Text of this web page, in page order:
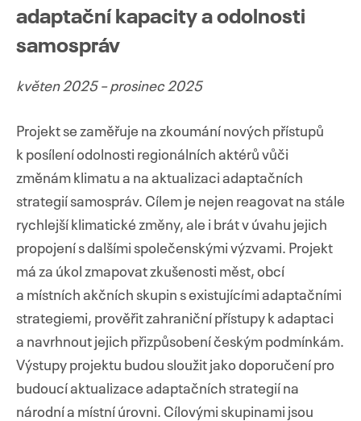
adaptační kapacity a odolnosti
samospráv
květen 2025 – prosinec 2025
Projekt se zaměřuje na zkoumání nových přístupů
k posílení odolnosti regionálních aktérů vůči
změnám klimatu a na aktualizaci adaptačních
strategií samospráv. Cílem je nejen reagovat na stále
rychlejší klimatické změny, ale i brát v úvahu jejich
propojení s dalšími společenskými výzvami. Projekt
má za úkol zmapovat zkušenosti měst, obcí
a místních akčních skupin s existujícími adaptačními
strategiemi, prověřit zahraniční přístupy k adaptaci
a navrhnout jejich přizpůsobení českým podmínkám.
Výstupy projektu budou sloužit jako doporučení pro
budoucí aktualizace adaptačních strategií na
národní a místní úrovni. Cílovými skupinami jsou